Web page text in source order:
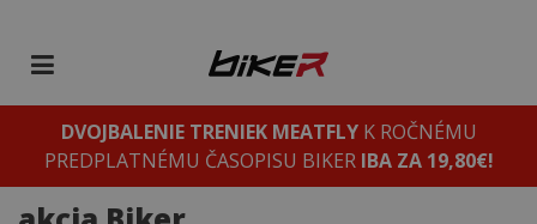
DVOJBALENIE TRENIEK MEATFLYK ROČNÉMU
PREDPLATNÉMU ČASOPISU BIKER IBA ZA 19,80€!